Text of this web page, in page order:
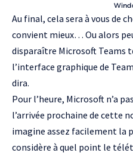
Au final, cela sera à vous de
convient mieux… Ou alors
disparaître Microsoft Teams
l’interface graphique de
dira.
Pour l’heure, Microsoft n’a
l’arrivée prochaine de cette
imagine assez facilement la
considère à quel point le